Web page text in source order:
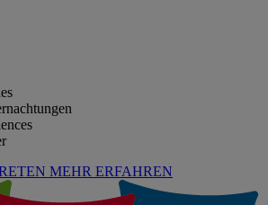
MEHR ERFAHREN